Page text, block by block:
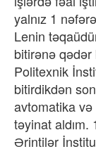
yalnız 1
Lenin
bitirənə qədər
Politexnik
bitirdikdən
avtomatika və
təyinat
Ərintilər